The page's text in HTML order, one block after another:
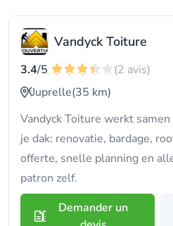
Vandyck Toiture
3.4/5
(2 avis)
Juprelle(35 km)
Vandyck Toiture werkt
je dak: renovatie, bardage,
offerte, snelle planning en
patron zelf.
Demander un